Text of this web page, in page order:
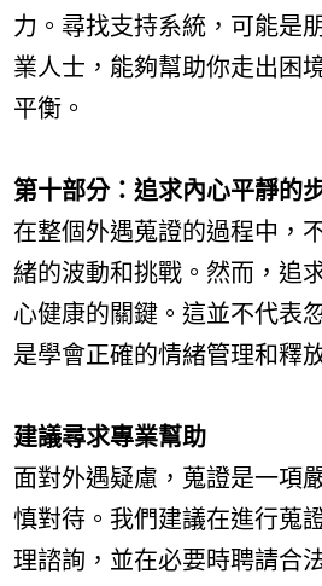
力。尋找支持系統，可能是
業人士，能夠幫助你走出困
平衡。
第十部分：追求內心平靜的
在整個外遇蒐證的過程中，
緒的波動和挑戰。然而，追
心健康的關鍵。這並不代表
是學會正確的情緒管理和釋
建議尋求專業幫助
面對外遇疑慮，蒐證是一項
慎對待。我們建議在進行蒐
理諮詢，並在必要時聘請合